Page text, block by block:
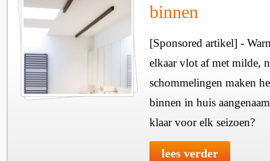
binnen
[Sponsored artikel] -
elkaar vlot af met milde,
schommelingen maken
binnen in huis
klaar voor elk seizoen?
lees verder